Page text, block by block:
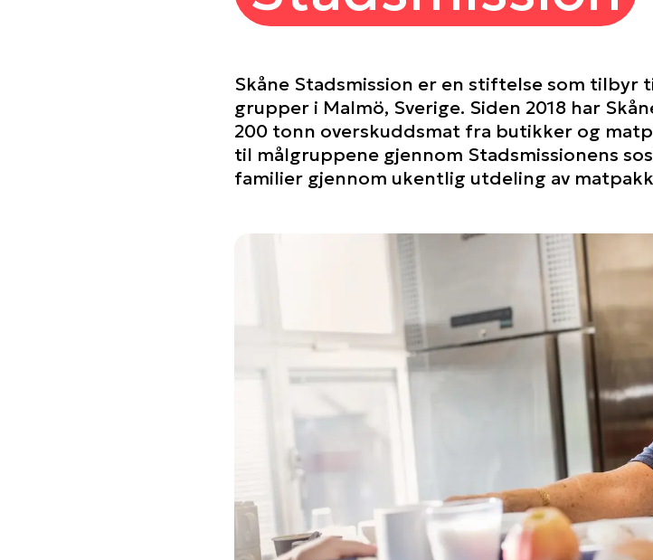
Skåne Stadsmission er en stiftelse som
grupper i Malmö, Sverige. Siden 2018 har
200 tonn overskuddsmat fra butikker og
til målgruppene gjennom Stadsmissionens
familier gjennom ukentlig utdeling av